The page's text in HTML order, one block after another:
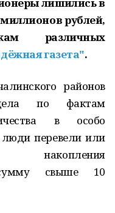
рублей,
различных
газета".
районов
по фактам
в особо
перевели или
свыше 10